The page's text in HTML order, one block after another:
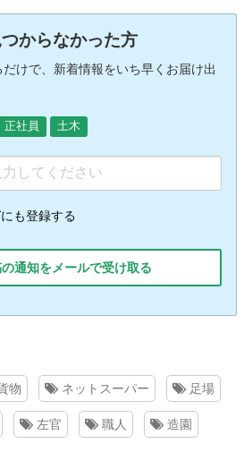
からなかった方
けで、新着情報をいち早くお届け出
正社員 土木
も登録する
通知をメールで受け取る
物 ネットスーパー 足場
左官 職人 造園